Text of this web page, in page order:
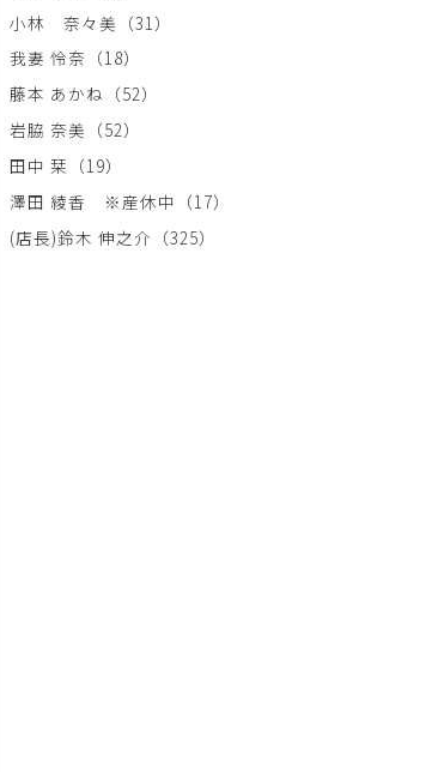
小林 奈々美 （31）
我妻 怜奈 （18）
藤本 あかね （52）
岩脇 奈美 （52）
田中 栞 （19）
澤田 綾香 ※産休中 （17）
(店長)鈴木 伸之介 （325）